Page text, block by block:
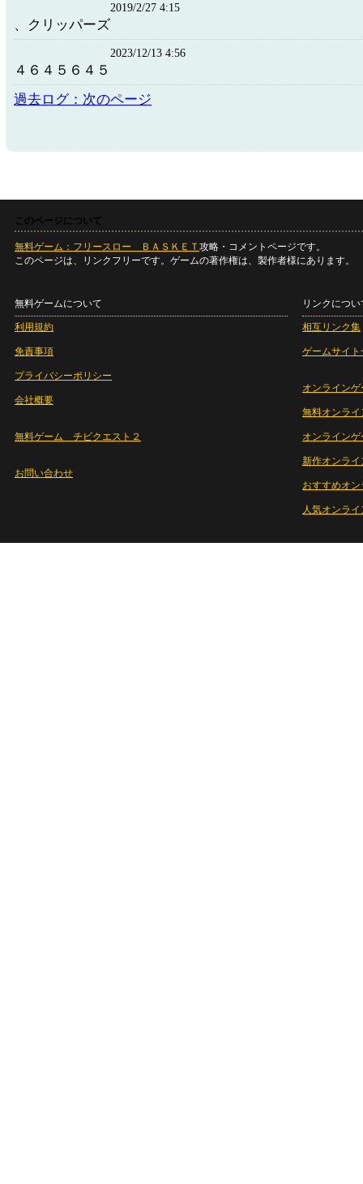
2019/2/27 4:15
、クリッパーズ
2023/12/13 4:56
４６４５６４５
過去ログ：次のページ
このページについて
無料ゲーム：フリースロー ＢＡＳＫＥＴ 攻略・コメントページです。
このページは、リンクフリーです。ゲームの著作権は、製作者様にあります。
無料ゲームについて
利用規約
免責事項
プライバシーポリシー
会社概要
無料ゲーム チビクエスト２
お問い合わせ
リンクについ
相互リンク集
ゲームサイト
オンラインゲ
無料オンライ
オンライン
新作オンライ
おすすめオ
人気オンラ